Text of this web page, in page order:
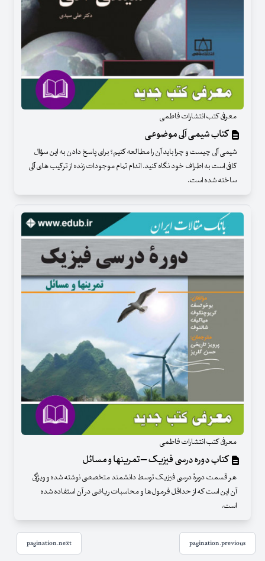
معرفی کتب انتشارات فاطمی
کتاب شیمی آلی موضوعی
شیمی آلی چیست و چرا باید آن را مطالعه کنیم؟ برای پاسخ دادن به این سؤال
کافی است به اطراف خود نگاه کنید. اندام تمام موجودات زنده از ترکیب های آلی
ساخته شده است.
معرفی کتب انتشارات فاطمی
کتاب دوره درسی فیزیک – تمرینها و مسائل
هر قسمت دورهٔ درسی فیزیک توسط دانشمند متخصصی نوشته شده و ویژگی
آن این است که از حداقل فرمول‌ها و محاسبات ریاضی در آن استفاده شده
است.
pagination.previous
pagination.next